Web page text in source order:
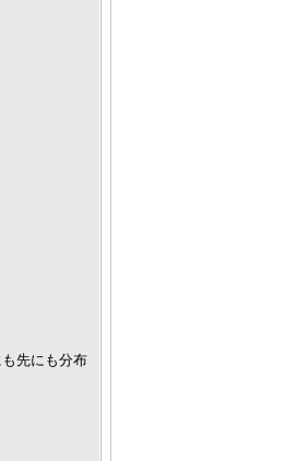
先にも分布